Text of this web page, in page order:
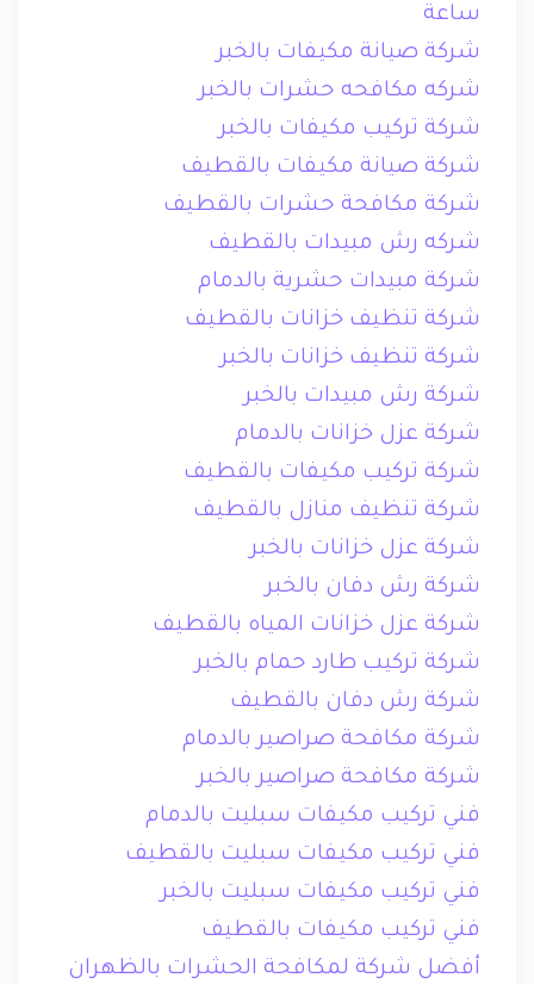
ساعة
شركة صيانة مكيفات بالخبر
شركه مكافحه حشرات بالخبر
شركة تركيب مكيفات بالخبر
شركة صيانة مكيفات بالقطيف
شركة مكافحة حشرات بالقطيف
شركه رش مبيدات بالقطيف
شركة مبيدات حشرية بالدمام
شركة تنظيف خزانات بالقطيف
شركة تنظيف خزانات بالخبر
شركة رش مبيدات بالخبر
شركة عزل خزانات بالدمام
شركة تركيب مكيفات بالقطيف
شركة تنظيف منازل بالقطيف
شركة عزل خزانات بالخبر
شركة رش دفان بالخبر
شركة عزل خزانات المياه بالقطيف
شركة تركيب طارد حمام بالخبر
شركة رش دفان بالقطيف
شركة مكافحة صراصير بالدمام
شركة مكافحة صراصير بالخبر
فني تركيب مكيفات سبليت بالدمام
فني تركيب مكيفات سبليت بالقطيف
فني تركيب مكيفات سبليت بالخبر
فني تركيب مكيفات بالقطيف
أفضل شركة لمكافحة الحشرات بالظهران